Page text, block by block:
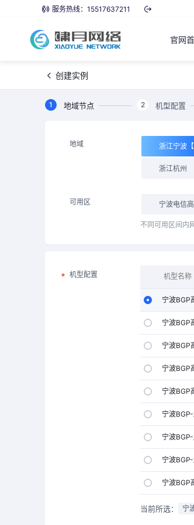
服务热线：15517637211
官网
创建实例
1 地域节点 2 机型配置
地域 浙江宁波【
浙江杭州
可用区 宁波电信
不同可用区间内
机型配置 机型名称
宁波BGP
宁波BGP
宁波BGP
宁波BGP
宁波BGP
宁波BGP-
宁波BGP-
宁波BGP-
宁波BGP
当前所选： 宁